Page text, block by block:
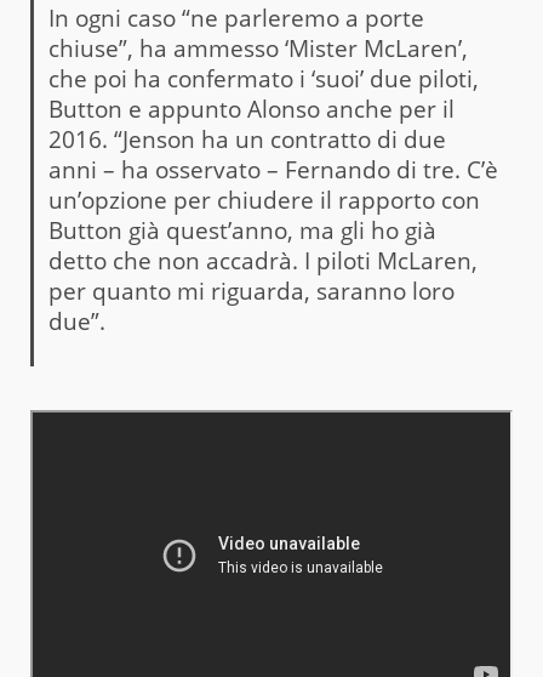
In ogni caso “ne parleremo a porte
chiuse”, ha ammesso ‘Mister McLaren’,
che poi ha confermato i ‘suoi’ due piloti,
Button e appunto Alonso anche per il
2016. “Jenson ha un contratto di due
anni – ha osservato – Fernando di tre. C’è
un’opzione per chiudere il rapporto con
Button già quest’anno, ma gli ho già
detto che non accadrà. I piloti McLaren,
per quanto mi riguarda, saranno loro
due”.